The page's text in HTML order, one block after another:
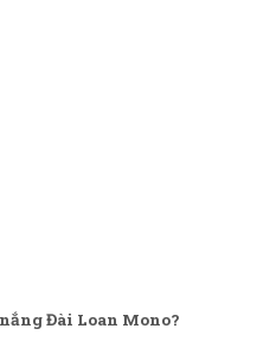
Đài Loan Mono?